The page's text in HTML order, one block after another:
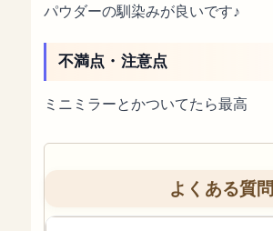
パウダーの馴染みが良いです♪
不満点・注意点
ミニミラーとかついてたら最高
よくある質問